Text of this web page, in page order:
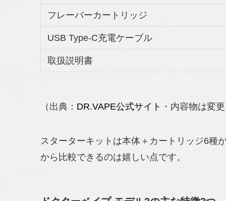
フレーバーカートリッジ
USB Type-C充電ケーブル
取扱説明書
（出典： DR.VAPE公式サイト ・内容物は変
スターターキットは本体＋カートリッジ6種
から比較できるのは嬉しい点です。